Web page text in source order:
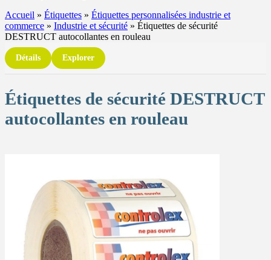
Accueil » Étiquettes » Étiquettes personnalisées industrie et
commerce » Industrie et sécurité » Étiquettes de sécurité
DESTRUCT autocollantes en rouleau
Détails Explorer
Étiquettes de sécurité DESTRUCT
autocollantes en rouleau